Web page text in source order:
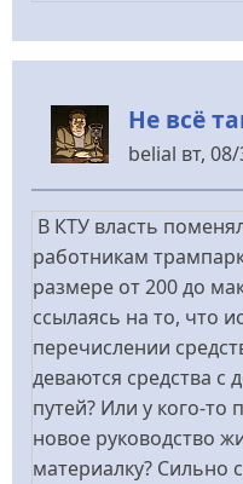
Не всё
belial вт,
В КТУ власть
работникам
размере от 200 до
ссылаясь на то, что
перечислении
деваются средства
путей? Или у кого-то
новое руководство
материалку? Сильно